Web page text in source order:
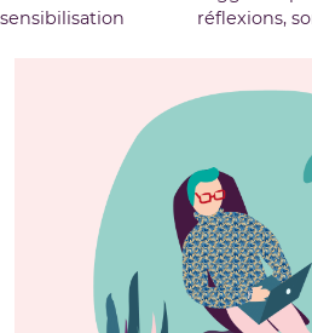
sensibilisation
réflexions,